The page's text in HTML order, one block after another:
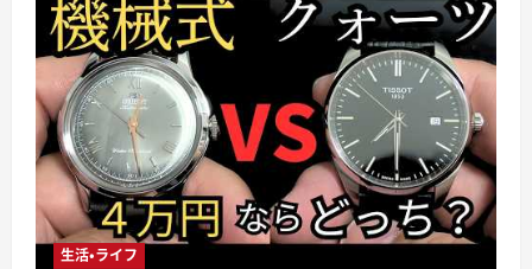
生活・ライフ